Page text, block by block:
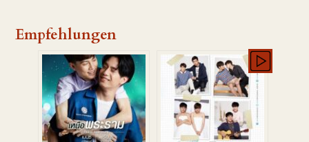
Empfehlungen